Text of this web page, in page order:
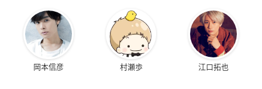
岡本信彦 村瀬歩 江口拓也